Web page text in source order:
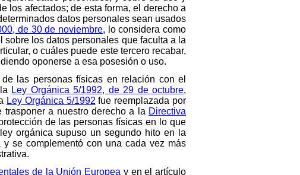
los afectados; de esta forma, el derecho a
datos personales sean usados
de 30 de noviembre, lo considera como
los datos personales que faculta a la
o cuáles puede este tercero recabar,
oponerse a esa posesión o uso.
las personas físicas en relación con el
Ley Orgánica 5/1992, de 29 de octubre,
Ley Orgánica 5/1992 fue reemplazada por
a nuestro derecho a la Directiva
de las personas físicas en lo que
orgánica supuso un segundo hito en la
se complementó con una cada vez más
de la Unión Europea y en el artículo